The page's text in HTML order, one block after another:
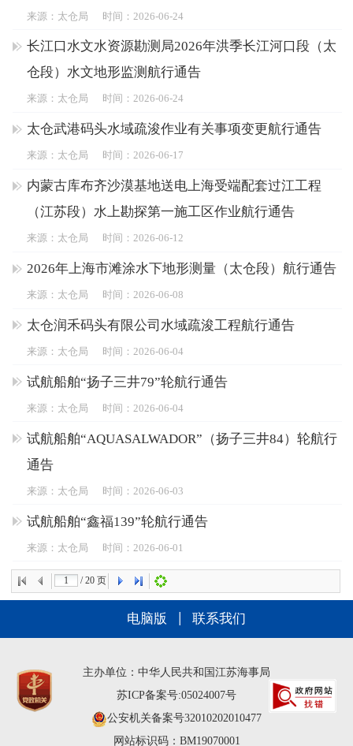
来源：太仓局 时间：2026-06-24
长江口水文水资源勘测局2026年洪季长江河口段（太
仓段）水文地形监测航行通告
来源：太仓局 时间：2026-06-24
太仓武港码头水域疏浚作业有关事项变更航行通告
来源：太仓局 时间：2026-06-17
内蒙古库布齐沙漠基地送电上海受端配套过江工程
（江苏段）水上勘探第一施工区作业航行通告
来源：太仓局 时间：2026-06-12
2026年上海市滩涂水下地形测量（太仓段）航行通告
来源：太仓局 时间：2026-06-08
太仓润禾码头有限公司水域疏浚工程航行通告
来源：太仓局 时间：2026-06-04
试航船舶“扬子三井79”轮航行通告
来源：太仓局 时间：2026-06-04
试航船舶“AQUASALWADOR”（扬子三井84）轮航行
通告
来源：太仓局 时间：2026-06-03
试航船舶“鑫福139”轮航行通告
来源：太仓局 时间：2026-06-01
/20 页
电脑版 联系我们
主办单位：中华人民共和国江苏海事局
苏ICP备案号:05024007号
公安机关备案号32010202010477
网站标识码：BM19070001